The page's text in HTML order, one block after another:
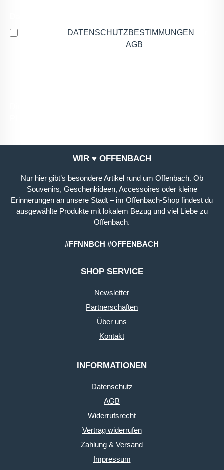
DATENSCHUTZBESTIMMUNGEN
AGB
WIR ♥ OFFENBACH
Nur hier gibt’s besondere Artikel rund um Offenbach. Ob
Souvenirs, Geschenkideen, Accessoires oder kleine
Erinnerungen an unsere Stadt – im Offenbach-Shop findest du
ausgewählte Produkte mit lokalem Bezug und viel Liebe zu
Offenbach.
#FFNNBCH #OFFENBACH
SHOP SERVICE
Newsletter
Partnerschaften
Über uns
Kontakt
INFORMATIONEN
Datenschutz
AGB
Widerrufsrecht
Vertrag widerrufen
Zahlung & Versand
Impressum